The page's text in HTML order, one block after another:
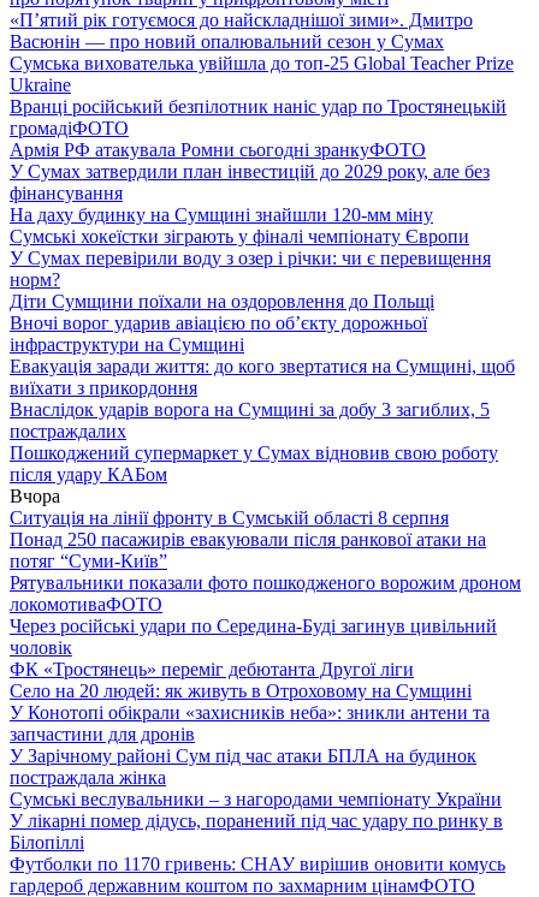
«П’ятий рік готуємося до найскладнішої зими». Дмитро
Васюнін — про новий опалювальний сезон у Сумах
Сумська вихователька увійшла до топ-25 Global Teacher Prize
Ukraine
Вранці російський безпілотник наніс удар по Тростянецькій
громадіФОТО
Армія РФ атакувала Ромни сьогодні зранкуФОТО
У Сумах затвердили план інвестицій до 2029 року, але без
фінансування
На даху будинку на Сумщині знайшли 120-мм міну
Сумські хокеїстки зіграють у фіналі чемпіонату Європи
У Сумах перевірили воду з озер і річки: чи є перевищення
норм?
Діти Сумщини поїхали на оздоровлення до Польщі
Вночі ворог ударив авіацією по обʼєкту дорожньої
інфраструктури на Сумщині
Евакуація заради життя: до кого звертатися на Сумщині, щоб
виїхати з прикордоння
Внаслідок ударів ворога на Сумщині за добу 3 загиблих, 5
постраждалих
Пошкоджений супермаркет у Сумах відновив свою роботу
після удару КАБом
Вчора
Ситуація на лінії фронту в Сумській області 8 серпня
Понад 250 пасажирів евакуювали після ранкової атаки на
потяг “Суми-Київ”
Рятувальники показали фото пошкодженого ворожим дроном
локомотиваФОТО
Через російські удари по Середина-Буді загинув цивільний
чоловік
ФК «Тростянець» переміг дебютанта Другої ліги
Село на 20 людей: як живуть в Отроховому на Сумщині
У Конотопі обікрали «захисників неба»: зникли антени та
запчастини для дронів
У Зарічному районі Сум під час атаки БПЛА на будинок
постраждала жінка
Сумські веслувальники – з нагородами чемпіонату України
У лікарні помер дідусь, поранений під час удару по ринку в
Білопіллі
Футболки по 1170 гривень: СНАУ вирішив оновити комусь
гардероб державним коштом по захмарним цінамФОТО